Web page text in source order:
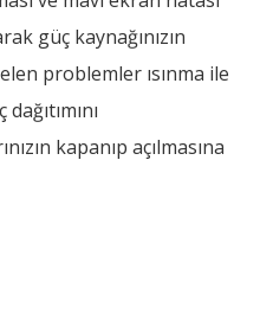
güç kaynağınızın
problemler ısınma ile
kapanıp açılmasına